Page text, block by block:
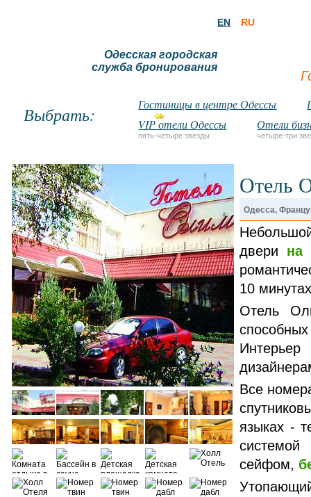
Одесская городская
служба бронирования
EN RU
Выбрать: Гостиницы в центре Одессы
VIP отели Одессы
пять-четыре звезды
Отели
четыре-три
Отель
Одесса,
двери на
10
Отель
Все
языках -
сейфом,